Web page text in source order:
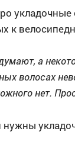
к
а
волосах
нет.